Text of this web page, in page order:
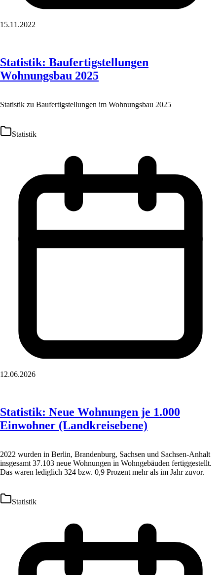
15.11.2022
Statistik: Baufertigstellungen
Wohnungsbau 2025
Statistik zu Baufertigstellungen im Wohnungsbau 2025
Statistik
12.06.2026
Statistik: Neue Wohnungen je 1.000
Einwohner (Landkreisebene)
2022 wurden in Berlin, Brandenburg, Sachsen und Sachsen-Anhalt
insgesamt 37.103 neue Wohnungen in Wohngebäuden fertiggestellt.
Das waren lediglich 324 bzw. 0,9 Prozent mehr als im Jahr zuvor.
Statistik